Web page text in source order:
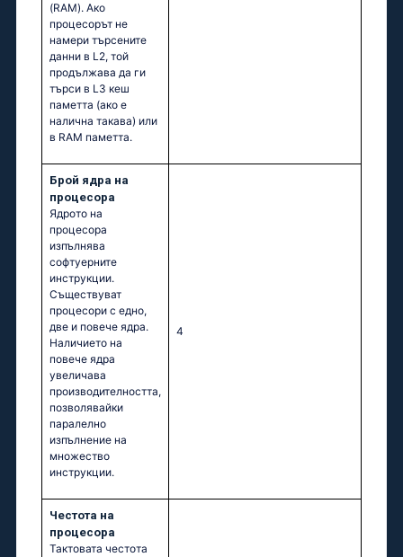
(RAM). Ако
процесорът не
намери търсените
данни в L2, той
продължава да ги
търси в L3 кеш
паметта (ако е
налична такава) или
в RAM паметта.
Брой ядра на
процесора
Ядрото на
процесора
изпълнява
софтуерните
инструкции.
Съществуват
процесори с едно,
две и повече ядра.
Наличието на
повече ядра
увеличава
производителността,
позволявайки
паралелно
изпълнение на
множество
инструкции.
4
Честота на
процесора
Тактовата честота